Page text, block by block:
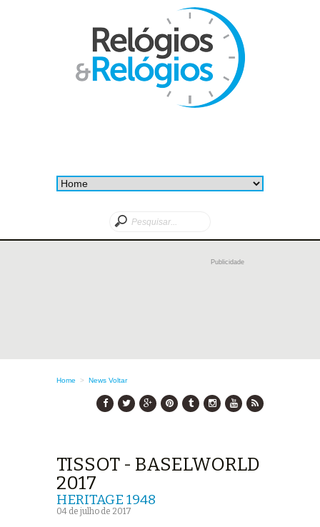
Publicidade
Home > News Voltar
TISSOT - BASELWORLD
2017
HERITAGE 1948
04 de julho de 2017